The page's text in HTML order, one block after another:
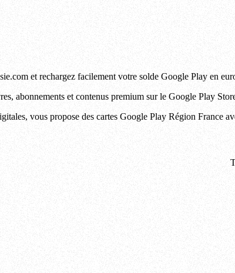
et rechargez facilement votre solde Google Play en
abonnements et contenus premium sur le Google Play
vous propose des cartes Google Play Région France